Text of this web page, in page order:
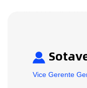
Vice Gerente